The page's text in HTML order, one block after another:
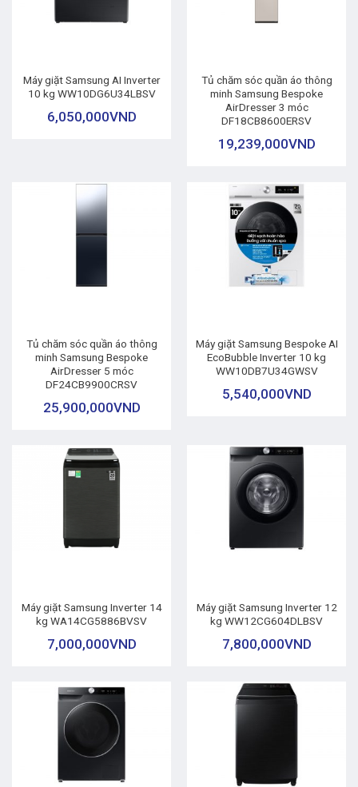
Máy giặt Samsung AI Inverter
10 kg WW10DG6U34LBSV
6,050,000VND
Tủ chăm sóc quần áo thông
minh Samsung Bespoke
AirDresser 3 móc
DF18CB8600ERSV
19,239,000VND
Tủ chăm sóc quần áo thông
minh Samsung Bespoke
AirDresser 5 móc
DF24CB9900CRSV
25,900,000VND
Máy giặt Samsung Bespoke AI
EcoBubble Inverter 10 kg
WW10DB7U34GWSV
5,540,000VND
Máy giặt Samsung Inverter 14
kg WA14CG5886BVSV
7,000,000VND
Máy giặt Samsung Inverter 12
kg WW12CG604DLBSV
7,800,000VND